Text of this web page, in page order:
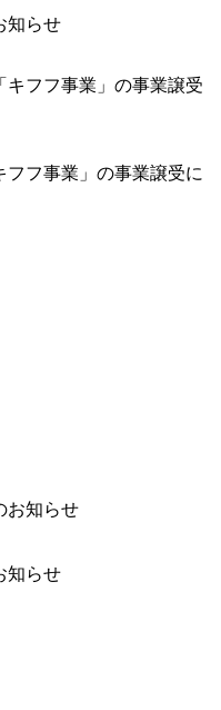
知らせ
フ事業」の事業譲受に
知らせ